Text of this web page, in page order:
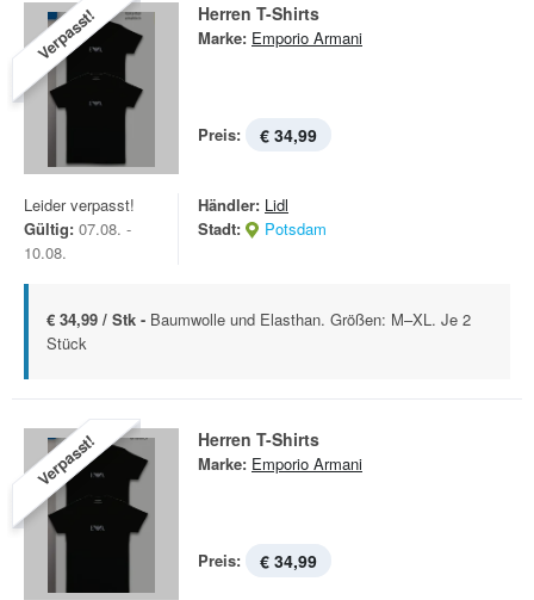
Verpasst! Herren T-Shirts
Marke: Emporio Armani
Preis: € 34,99
Leider verpasst!
Gültig: 07.08. -
10.08.
Händler: Lidl
Stadt:
Potsdam
€ 34,99 / Stk - Baumwolle und Elasthan. Größen: M–XL. Je 2
Stück
Verpasst! Herren T-Shirts
Marke: Emporio Armani
Preis: € 34,99